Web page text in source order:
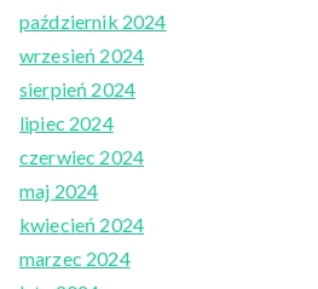
październik 2024
wrzesień 2024
sierpień 2024
lipiec 2024
czerwiec 2024
maj 2024
kwiecień 2024
marzec 2024